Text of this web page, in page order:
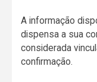
A informação
dispensa a sua
considerada
confirmação.